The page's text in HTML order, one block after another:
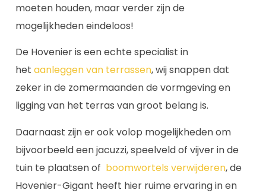
moeten houden, maar verder zijn de
mogelijkheden eindeloos!
De Hovenier is een echte specialist in
het aanleggen van terrassen, wij snappen dat
zeker in de zomermaanden de vormgeving en
ligging van het terras van groot belang is.
Daarnaast zijn er ook volop mogelijkheden om
bijvoorbeeld een jacuzzi, speelveld of vijver in de
tuin te plaatsen of boomwortels verwijderen, de
Hovenier-Gigant heeft hier ruime ervaring in en